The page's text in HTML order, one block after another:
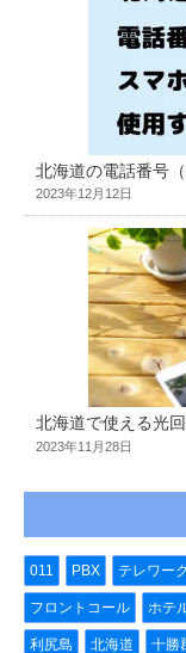
北海道の電話番号
2023年12月12日
北海道で使える光
2023年11月28日
011 PBX テレワーク
フロントコール ホテ
利尻島 北海道 十勝